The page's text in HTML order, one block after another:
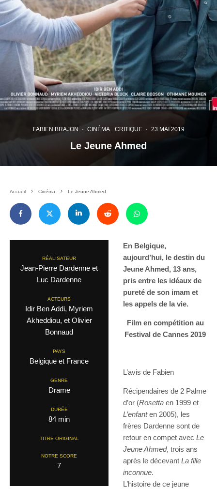
FABIEN BRAJON · CINÉMA CRITIQUE · 23 MAI 2019
Le Jeune Ahmed
Accueil Cinéma Le Jeune Ahmed
RÉALISATEUR
Jean-Pierre Dardenne et
Luc Dardenne
ACTEURS
Idir Ben Addi, Myriem
Akheddiou, et Olivier
Bonnaud
PAYS
Belgique et France
GENRE
Drame
DURÉE
84 min
TITRE ORIGINAL
NOTRE SCORE
7
En Belgique,
aujourd’hui, le destin du
Jeune Ahmed, 13 ans,
pris entre les idéaux de
pureté de son imam et
les appels de la vie.
Film en compétition au
Festival de Cannes 2019
L’avis de Fabien
Récipendaires de 2 Palme
d’or (Rosetta en 1999 et
L’enfanten 2005), les
frères Dardenne sont de
retour en compet avec Le
Jeune Ahmed, trois ans
après le décevant La fille
inconnue.
L’histoire de ce jeune